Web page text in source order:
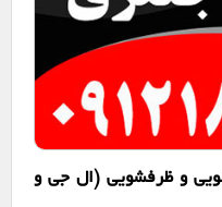
و ظرفشویی (ال جی و